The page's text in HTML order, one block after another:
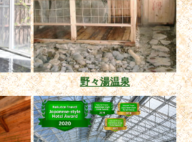
野々湯温泉